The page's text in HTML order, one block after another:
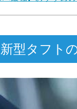
型タフト